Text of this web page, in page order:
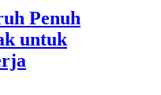
Penuh
untuk